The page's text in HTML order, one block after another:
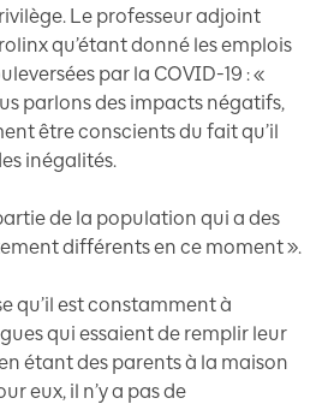
Le professeur adjoint
qu’étant donné les emplois
par la COVID-19 : «
parlons des impacts négatifs,
être conscients du fait qu’il
inégalités.
de la population qui a des
différents en ce moment ».
qu’il est constamment à
qui essaient de remplir leur
étant des parents à la maison
eux, il n’y a pas de